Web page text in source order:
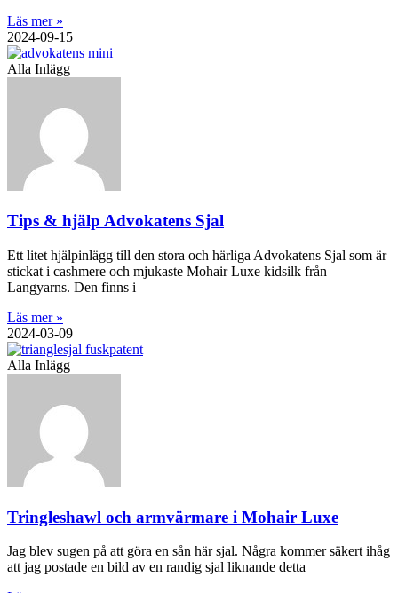
Läs mer »
2024-09-15
Alla Inlägg
Tips & hjälp Advokatens Sjal
Ett litet hjälpinlägg till den stora och härliga Advokatens Sjal som är
stickat i cashmere och mjukaste Mohair Luxe kidsilk från
Langyarns. Den finns i
Läs mer »
2024-03-09
Alla Inlägg
Tringleshawl och armvärmare i Mohair Luxe
Jag blev sugen på att göra en sån här sjal. Några kommer säkert ihåg
att jag postade en bild av en randig sjal liknande detta